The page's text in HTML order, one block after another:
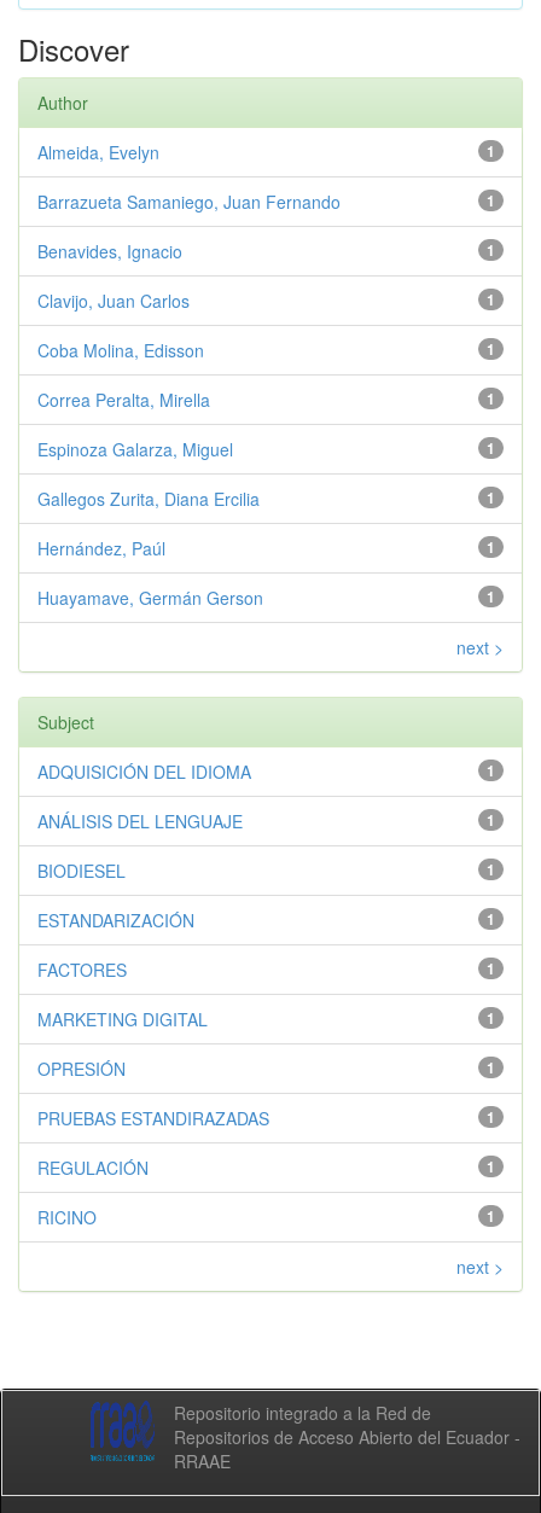
Discover
Author
1
Almeida, Evelyn
1
Barrazueta Samaniego, Juan Fernando
1
Benavides, Ignacio
1
Clavijo, Juan Carlos
1
Coba Molina, Edisson
1
Correa Peralta, Mirella
1
Espinoza Galarza, Miguel
1
Gallegos Zurita, Diana Ercilia
1
Hernández, Paúl
1
Huayamave, Germán Gerson
next >
Subject
1
ADQUISICIÓN DEL IDIOMA
1
ANÁLISIS DEL LENGUAJE
1
BIODIESEL
1
ESTANDARIZACIÓN
1
FACTORES
1
MARKETING DIGITAL
1
OPRESIÓN
1
PRUEBAS ESTANDIRAZADAS
1
REGULACIÓN
1
RICINO
next >
Repositorio integrado a la Red de
Repositorios de Acceso Abierto del Ecuador -
RRAAE